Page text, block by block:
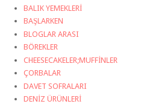
BALIK YEMEKLERİ
BAŞLARKEN
BLOGLAR ARASI
BÖREKLER
CHEESECAKELER;MUFFİNLER
ÇORBALAR
DAVET SOFRALARI
DENİZ ÜRÜNLERİ